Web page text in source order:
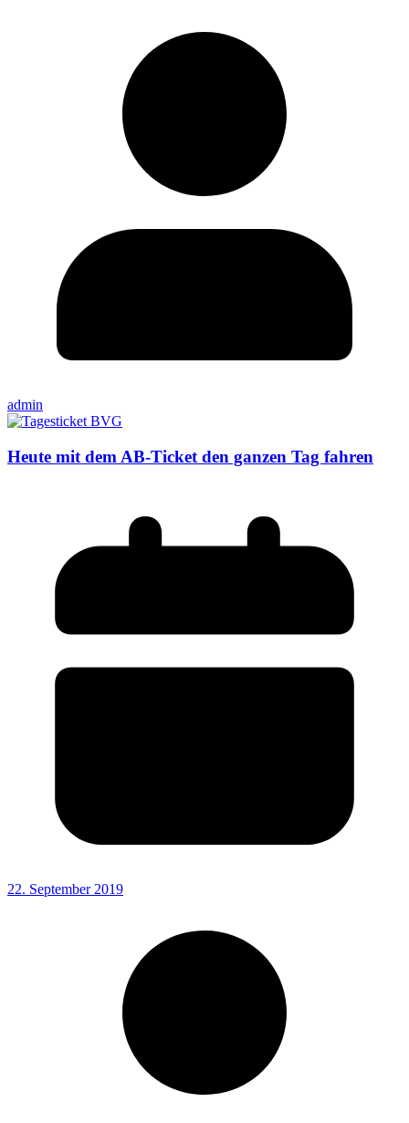
admin
Heute mit dem AB-Ticket den ganzen Tag fahren
22. September 2019